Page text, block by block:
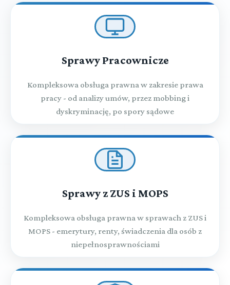
Sprawy Pracownicze
Kompleksowa obsługa prawna w zakresie prawa
pracy - od analizy umów, przez mobbing i
dyskryminację, po spory sądowe
Sprawy z ZUS i MOPS
Kompleksowa obsługa prawna w sprawach z ZUS i
MOPS - emerytury, renty, świadczenia dla osób z
niepełnosprawnościami